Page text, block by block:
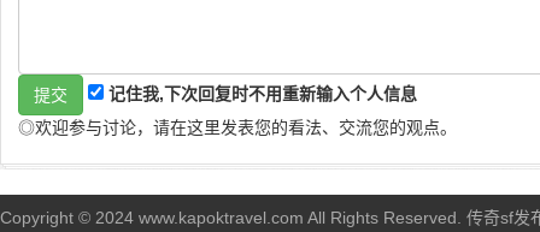
记住我,下次回复时不用重新输入个人信息
◎欢迎参与讨论，请在这里发表您的看法、交流您的观点。
Copyright © 2024 www.kapoktravel.com All Rights Reserved. 传奇sf发